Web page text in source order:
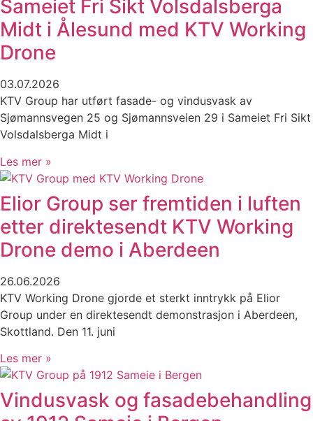
Sameiet Fri Sikt Volsdalsberga
Midt i Ålesund med KTV Working
Drone
03.07.2026
KTV Group har utført fasade- og vindusvask av
Sjømannsvegen 25 og Sjømannsveien 29 i Sameiet Fri Sikt
Volsdalsberga Midt i
Les mer »
Elior Group ser fremtiden i luften
etter direktesendt KTV Working
Drone demo i Aberdeen
26.06.2026
KTV Working Drone gjorde et sterkt inntrykk på Elior
Group under en direktesendt demonstrasjon i Aberdeen,
Skottland. Den 11. juni
Les mer »
Vindusvask og fasadebehandling